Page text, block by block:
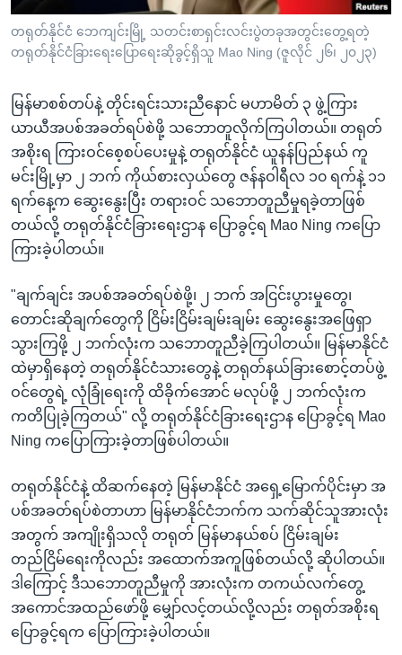
ကြည့်
ရန်
ရန်
နေရာ
သို့
ကျော်
ရန်
တရုတ်နိုင်ငံ ဘေကျင်းမြို့ သတင်းစာရှင်းလင်းပွဲတခုအတွင်းတွေ့ရတဲ့
တရုတ်နိုင်ငံခြားရေးပြောရေးဆိုခွင့်ရှိသူ Mao Ning (ဇူလိုင် ၂၆၊ ၂၀၂၃)
မြန်မာစစ်တပ်နဲ့ တိုင်းရင်းသားညီနောင် မဟာမိတ် ၃ ဖွဲ့ကြား
ယာယီအပစ်အခတ်ရပ်စဲဖို့ သဘောတူလိုက်ကြပါတယ်။ တရုတ်
အစိုးရ ကြားဝင်စေ့စပ်ပေးမှုနဲ့ တရုတ်နိုင်ငံ ယူနန်ပြည်နယ် ကူ
မင်းမြို့မှာ ၂ ဘက် ကိုယ်စားလှယ်တွေ ဇန်နဝါရီလ ၁၀ ရက်နဲ့ ၁၁
ရက်နေ့က ဆွေးနွေးပြီး တရားဝင် သဘောတူညီမှုရခဲ့တာဖြစ်
တယ်လို့ တရုတ်နိုင်ငံခြားရေးဌာန ပြောခွင့်ရ Mao Ning ကပြော
ကြားခဲ့ပါတယ်။
"ချက်ချင်း အပစ်အခတ်ရပ်စဲဖို့၊ ၂ ဘက် အငြင်းပွားမှုတွေ၊
တောင်းဆိုချက်တွေကို ငြိမ်းငြိမ်းချမ်းချမ်း ဆွေးနွေးအဖြေရှာ
သွားကြဖို့ ၂ ဘက်လုံးက သဘောတူညီခဲ့ကြပါတယ်။ မြန်မာနိုင်ငံ
ထဲမှာရှိနေတဲ့ တရုတ်နိုင်ငံသားတွေနဲ့ တရုတ်နယ်ခြားစောင့်တပ်ဖွဲ့
ဝင်တွေရဲ့ လုံခြုံရေးကို ထိခိုက်အောင် မလုပ်ဖို့ ၂ ဘက်လုံးက
ကတိပြုခဲ့ကြတယ်" လို့ တရုတ်နိုင်ငံခြား‌ရေးဌာန ပြောခွင့်ရ Mao
Ning ကပြောကြားခဲ့တာဖြစ်ပါတယ်။
တရုတ်နိုင်ငံနဲ့ ထိဆက်နေတဲ့ မြန်မာနိုင်ငံ အရှေ့မြောက်ပိုင်းမှာ အ
ပစ်အခတ်ရပ်စဲတာဟာ မြန်မာနိုင်ငံဘက်က သက်ဆိုင်သူအားလုံး
အတွက် အကျိုးရှိသလို တရုတ် မြန်မာနယ်စပ် ငြိမ်းချမ်း
တည်ငြိမ်ရေးကိုလည်း အထောက်အကူဖြစ်တယ်လို့ ဆိုပါတယ်။
ဒါကြောင့် ဒီသဘောတူညီမှုကို အားလုံးက တကယ်လက်တွေ့
အကောင်အထည်ဖော်ဖို့ မျှော်လင့်တယ်လို့လည်း တရုတ်အစိုးရ
ပြောခွင့်ရက ပြောကြားခဲ့ပါတယ်။